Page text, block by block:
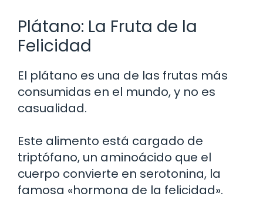
Plátano: La Fruta de la
Felicidad
El plátano es una de las frutas más
consumidas en el mundo, y no es
casualidad.
Este alimento está cargado de
triptófano, un aminoácido que el
cuerpo convierte en serotonina, la
famosa «hormona de la felicidad».